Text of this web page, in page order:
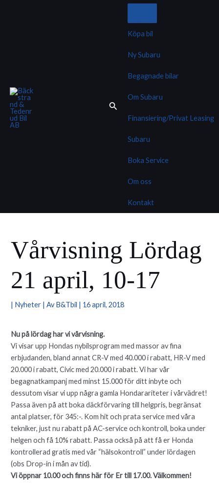
Köpa bil
Ny Subaru
Begagnade bilar
Om Subaru
Finansiering/Privat Leasing
Subaru
Boka Service
Om oss
Kontakt
Vårvisning Lördag
21 april, 10-17
| Nyheter | Av B&Tbil | 16 april, 2018
Nu på lördag har vi vårvisning.
Vi visar upp Hondas nybilsprogram med massor av fina
erbjudanden, bland annat CR-V med 40.000 i rabatt, HR-V med
20.000 i rabatt, Civic med 20.000 i rabatt. Vi har vår
begagnatkampanj med minst 15.000 för ditt inbyte och
dessutom visar vi upp några gamla Hondarariteter i vårvädret!
Passa även på att boka däckförvaring till helgpris, begränsat
antal platser, för 345:-. Kom hit och prata service med våra
tekniker, just nu rabatt på AC-service och kontroll, boka under
helgen och få 10% rabatt. Passa också på att få er Honda
kontrollerad gratis med vår “hälsokontroll” under lördagen
(obs Drop-in i mån av tid).
Vi öppnar 10.00 och finns här för Er till 17.00. Välkommen!